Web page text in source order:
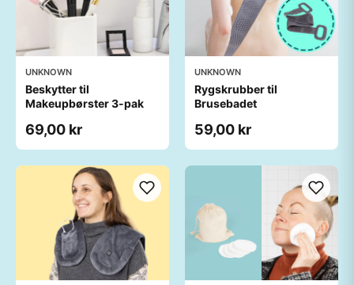
UNKNOWN
Beskytter til
Makeupbørster 3-pak
69,00 kr
UNKNOWN
Rygskrubber til
Brusebadet
59,00 kr